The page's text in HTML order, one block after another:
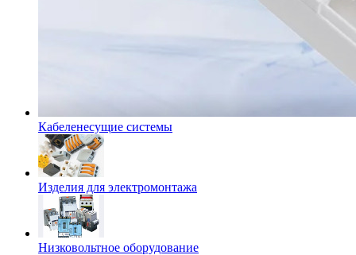
Кабеленесущие системы
Изделия для электромонтажа
Низковольтное оборудование